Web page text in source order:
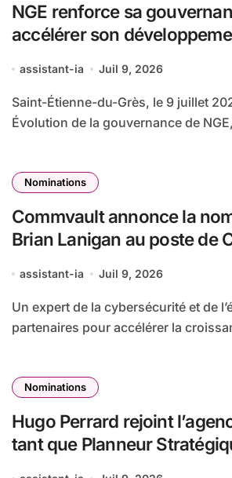
NGE renforce sa
accélérer son
assistant-ia Juil 9, 2026
Saint-Étienne-du-Grès, le 9 juillet 2026 Nominations —
Évolution de la gouvernance de
Nominations
Commvault annonce la
Brian Lanigan au poste de
assistant-ia Juil 9, 2026
Un expert de la cybersécurité et de l’écosystème
partenaires pour accélérer la
Nominations
Hugo Perrard rejoint
tant que Planneur